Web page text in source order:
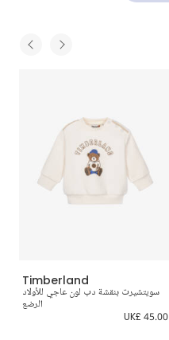
Timberland
سويتشيرت بنقشة دب لون عاجي للأولاد
الرضع
UK£ 45.00